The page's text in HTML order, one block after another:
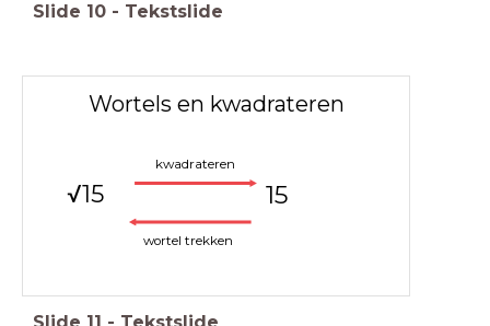
Slide 10 - Tekstslide
Wortels en kwadrateren
kwadrateren
wortel trekken
15
√15